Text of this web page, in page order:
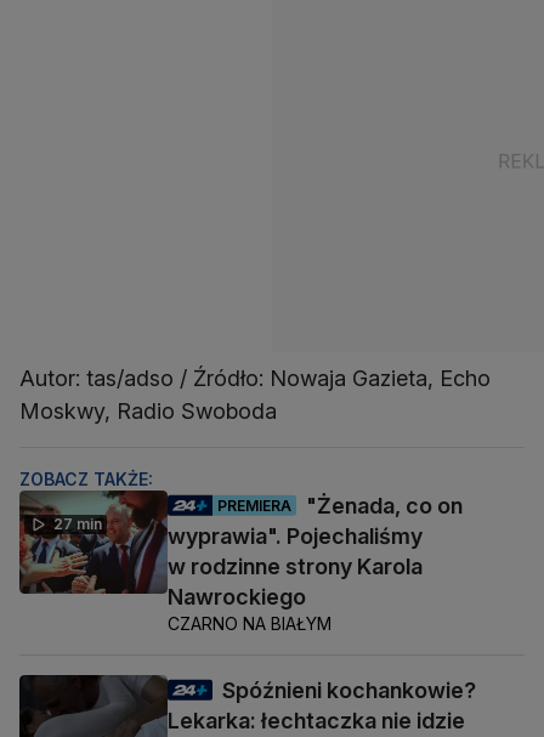
Autor: tas/adso / Źródło: Nowaja Gazieta, Echo
Moskwy, Radio Swoboda
ZOBACZ TAKŻE:
27 min
PREMIERA
"Żenada, co on
wyprawia". Pojechaliśmy
w rodzinne strony Karola
Nawrockiego
CZARNO NA BIAŁYM
Spóźnieni kochankowie?
Lekarka: łechtaczka nie idzie